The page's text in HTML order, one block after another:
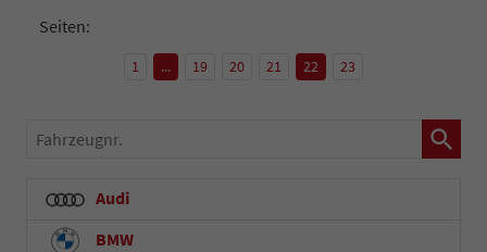
Seiten:
1 ... 19 20 21 22 23
Fahrzeugnr.
Audi
BMW